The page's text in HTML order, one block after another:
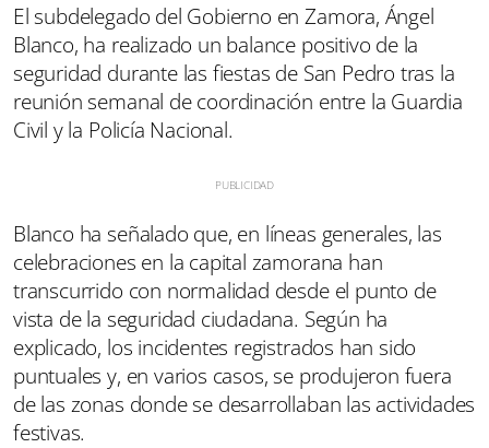
El subdelegado del Gobierno en Zamora, Ángel
Blanco, ha realizado un balance positivo de la
seguridad durante las fiestas de San Pedro tras la
reunión semanal de coordinación entre la Guardia
Civil y la Policía Nacional.
Blanco ha señalado que, en líneas generales, las
celebraciones en la capital zamorana han
transcurrido con normalidad desde el punto de
vista de la seguridad ciudadana. Según ha
explicado, los incidentes registrados han sido
puntuales y, en varios casos, se produjeron fuera
de las zonas donde se desarrollaban las actividades
festivas.